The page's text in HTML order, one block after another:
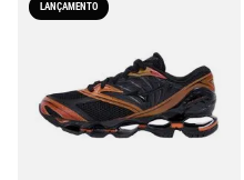
LANÇAMENTO